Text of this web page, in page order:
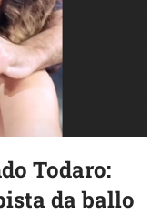
Todaro:
da ballo